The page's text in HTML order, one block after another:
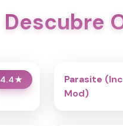
Descubre
4.4★
Parasite
Mod)